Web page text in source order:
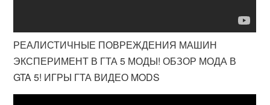
РЕАЛИСТИЧНЫЕ ПОВРЕЖДЕНИЯ МАШИН
ЭКСПЕРИМЕНТ В ГТА 5 МОДЫ! ОБЗОР МОДА В
GTA 5! ИГРЫ ГТА ВИДЕО MODS